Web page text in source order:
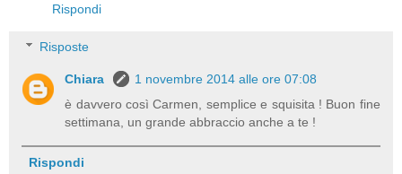
Rispondi
Risposte
Chiara
1 novembre 2014 alle ore 07:08
è davvero così Carmen, semplice e squisita ! Buon fine
settimana, un grande abbraccio anche a te !
Rispondi